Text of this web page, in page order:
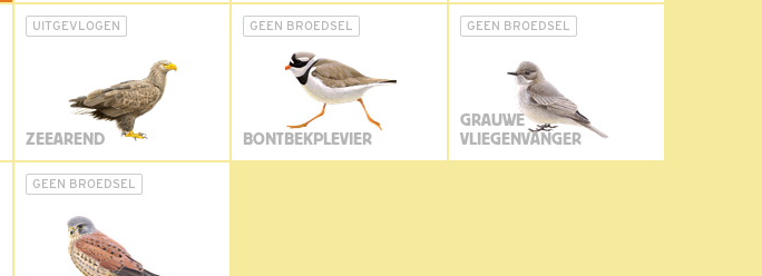
UITGEVLOGEN
ZEEAREND
GEEN BROEDSEL
BONTBEKPLEVIER
GEEN BROEDSEL
GRAUWE
VLIEGENVANGER
GEEN BROEDSEL